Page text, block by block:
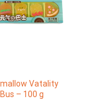
Vatality
– 100 g